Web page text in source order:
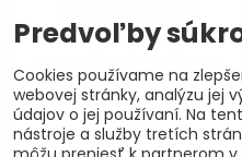
Dodanie 2-3 týždne
4,32 m²
Tepelná izolácia ISOVER.
37,08 €
8,58 €/ m2
Predvoľby
Cookies používame na
webovej stránky, analýzu jej
údajov o jej používaní. Na
nástroje a služby tretích